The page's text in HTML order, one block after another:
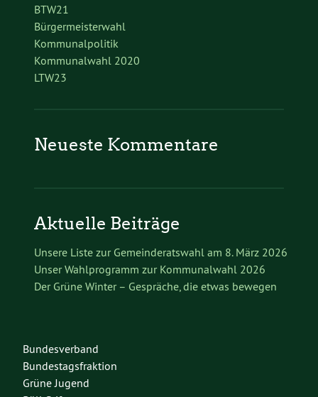
BTW21
Bürgermeisterwahl
Kommunalpolitik
Kommunalwahl 2020
LTW23
Neueste Kommentare
Aktuelle Beiträge
Unsere Liste zur Gemeinderatswahl am 8. März 2026
Unser Wahlprogramm zur Kommunalwahl 2026
Der Grüne Winter – Gespräche, die etwas bewegen
Bundesverband
Bundestagsfraktion
Grüne Jugend